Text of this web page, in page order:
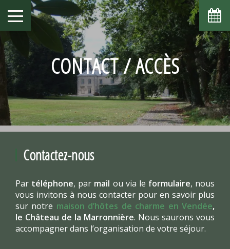
CONTACT / ACCÈS
Contactez-nous
Par téléphone, par mail ou via le formulaire, nous
vous invitons à nous contacter pour en savoir plus
sur notre maison d’hôtes de charme en Vendée,
le Château de la Marronnière. Nous saurons vous
accompagner dans l’organisation de votre séjour.
août
lun mer jeu ven sam dim
1
-
2
-
3
-
5
-
6
-
7
-
8
-
9
-
- -
13
-
14
-
15
-
16
-
17
-
19
- -
22
-
23
-
24 25 26 27 28 29 30
A partir de
-
Site Officiel
Meilleur tarif garanti